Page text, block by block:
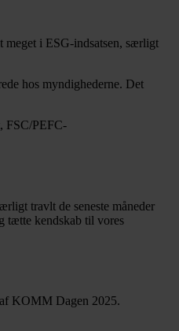
meget i ESG-indsatsen, særligt
hos myndighederne. Det
FSC/PEFC-
travlt de seneste måneder
tætte kendskab til vores
KOMM Dagen 2025.